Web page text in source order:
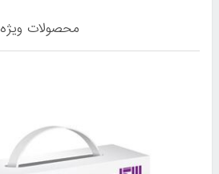
محصولات ویژه